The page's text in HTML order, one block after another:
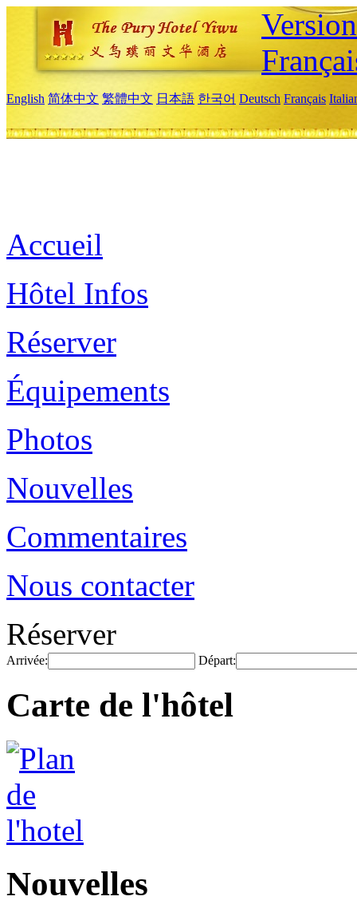
English 简体中文 繁體中文 日本語 한국어 Deutsch Français
Accueil
Hôtel Infos
Réserver
Équipements
Photos
Nouvelles
Commentaires
Nous contacter
Réserver
Arrivée: Départ:
Carte de l'hôtel
Nouvelles